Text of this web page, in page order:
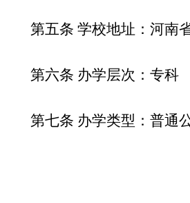
第五条 学校地址：河南
第六条 办学层次：专科
第七条 办学类型：普通